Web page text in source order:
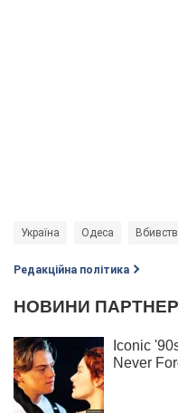
Україна Одеса
Редакційна політика